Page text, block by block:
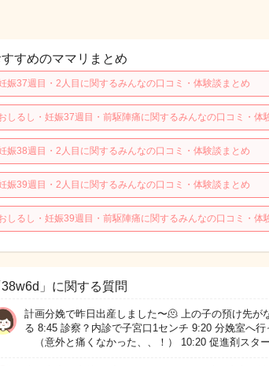
すすめのママリまとめ
娠37週目・2人目に関するみんなの口コミ・体験談まとめ
しるし・妊娠37週目・前駆陣痛に関するみんなの口コミ・体
娠38週目・2人目に関するみんなの口コミ・体験談まとめ
娠39週目・2人目に関するみんなの口コミ・体験談まとめ
しるし・妊娠39週目・前駆陣痛に関するみんなの口コミ・体
38w6d」に関する質問
計画分娩で昨日出産しました〜🫠 上の子の預け先が
る 8:45 診察？内診で子宮口1センチ 9:20 分娩室
（意外と痛くなかった、、！） 10:20 促進剤スタ